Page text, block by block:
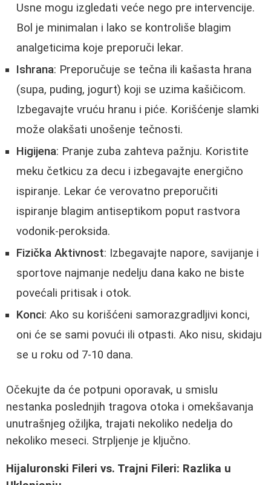
Usne mogu izgledati veće nego pre intervencije.
Bol je minimalan i lako se kontroliše blagim
analgeticima koje preporuči lekar.
Ishrana: Preporučuje se tečna ili kašasta hrana
(supa, puding, jogurt) koji se uzima kašičicom.
Izbegavajte vruću hranu i piće. Korišćenje slamki
može olakšati unošenje tečnosti.
Higijena: Pranje zuba zahteva pažnju. Koristite
meku četkicu za decu i izbegavajte energično
ispiranje. Lekar će verovatno preporučiti
ispiranje blagim antiseptikom poput rastvora
vodonik-peroksida.
Fizička Aktivnost: Izbegavajte napore, savijanje i
sportove najmanje nedelju dana kako ne biste
povećali pritisak i otok.
Konci: Ako su korišćeni samorazgradljivi konci,
oni će se sami povući ili otpasti. Ako nisu, skidaju
se u roku od 7-10 dana.
Očekujte da će potpuni oporavak, u smislu
nestanka poslednjih tragova otoka i omekšavanja
unutrašnjeg ožiljka, trajati nekoliko nedelja do
nekoliko meseci. Strpljenje je ključno.
Hijaluronski Fileri vs. Trajni Fileri: Razlika u